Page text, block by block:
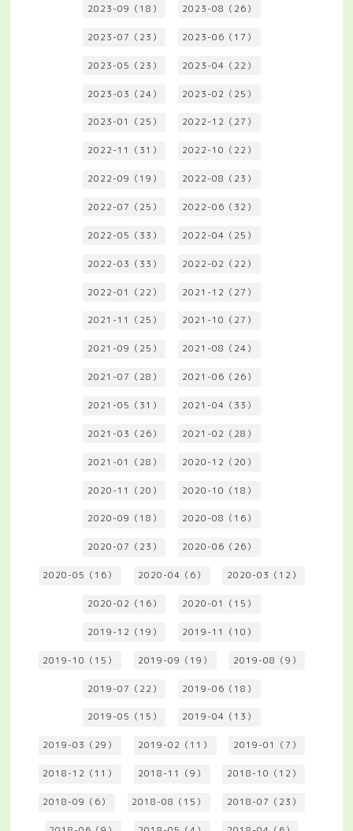
2023-09（18） 2023-08（26）
2023-07（23） 2023-06（17）
2023-05（23） 2023-04（22）
2023-03（24） 2023-02（25）
2023-01（25） 2022-12（27）
2022-11（31） 2022-10（22）
2022-09（19） 2022-08（23）
2022-07（25） 2022-06（32）
2022-05（33） 2022-04（25）
2022-03（33） 2022-02（22）
2022-01（22） 2021-12（27）
2021-11（25） 2021-10（27）
2021-09（25） 2021-08（24）
2021-07（28） 2021-06（26）
2021-05（31） 2021-04（33）
2021-03（26） 2021-02（28）
2021-01（28） 2020-12（20）
2020-11（20） 2020-10（18）
2020-09（18） 2020-08（16）
2020-07（23） 2020-06（26）
2020-05（16） 2020-04（6） 2020-03（12）
2020-02（16） 2020-01（15）
2019-12（19） 2019-11（10）
2019-10（15） 2019-09（19） 2019-08（9）
2019-07（22） 2019-06（18）
2019-05（15） 2019-04（13）
2019-03（29） 2019-02（11） 2019-01（7）
2018-12（11） 2018-11（9） 2018-10（12）
2018-09（6） 2018-08（15） 2018-07（23）